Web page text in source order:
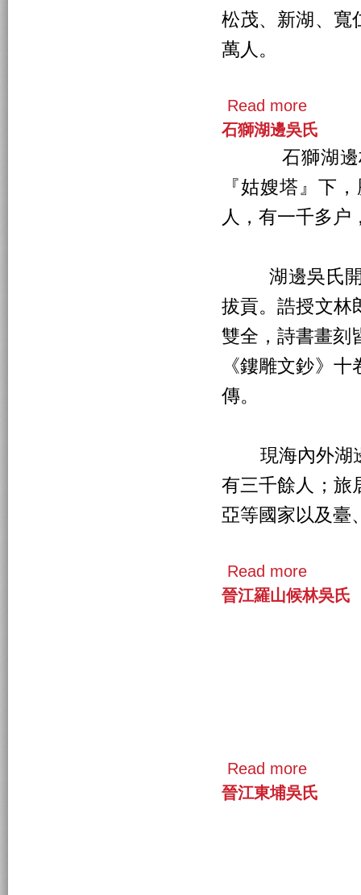
松茂、新湖、寬
萬人。
Read more
石獅湖邊吳氏
石獅湖邊村
『姑嫂塔』下
人，有一千多户
湖邊吳氏開
拔貢。誥授文林
雙全，詩書畫刻
《鏤雕文鈔》
傳。
現海內外湖邊
有三千餘人；旅
亞等國家以及臺
Read more
晉江羅山候林吳氏
Read more
晉江東埔吳氏